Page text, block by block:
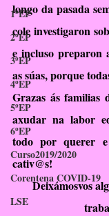
1ºEP
2ºEP
3ºEP
4ºEP
5ºEP
6ºEP
Curso2019/2020
Corentena COVID-19
LSE
longo da pasada
cole investigaron
e incluso preparon
as súas, porque
Grazas ás familias
axudar na labor
todo por querer e
cativ@s!
Deixámosvos